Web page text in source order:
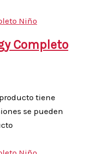
Completo
tiene
se pueden